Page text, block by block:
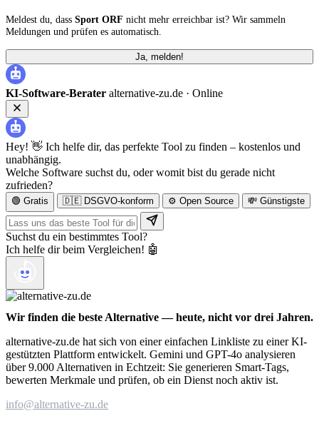
Meldest du, dass Sport ORF nicht mehr erreichbar ist? Wir sammeln
Meldungen und prüfen es automatisch.
Ja, melden!
KI-Software-Berater alternative-zu.de · Online
Hey! 👋 Ich helfe dir, das perfekte Tool zu finden – kostenlos und
unabhängig.
Welche Software suchst du, oder womit bist du gerade nicht
zufrieden?
🟢 Gratis 🇩🇪 DSGVO-konform ⚙️ Open Source 💸 Günstigste
Suchst du ein bestimmtes Tool?
Ich helfe dir beim Vergleichen! 🤖
Wir finden die beste Alternative — heute, nicht vor drei Jahren.
alternative-zu.de hat sich von einer einfachen Linkliste zu einer KI-
gestützten Plattform entwickelt. Gemini und GPT-4o analysieren
über 9.000 Alternativen in Echtzeit: Sie generieren Smart-Tags,
bewerten Merkmale und prüfen, ob ein Dienst noch aktiv ist.
info@alternative-zu.de